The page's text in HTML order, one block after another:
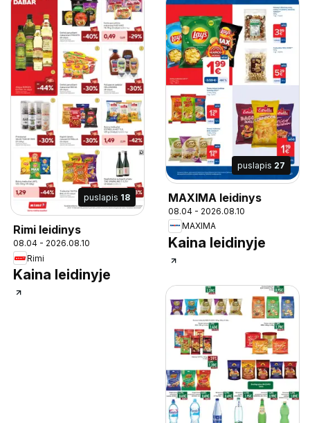
puslapis 18
Rimi leidinys
08.04 - 2026.08.10
Rimi
Kaina leidinyje
puslapis 27
MAXIMA leidinys
08.04 - 2026.08.10
MAXIMA
Kaina leidinyje